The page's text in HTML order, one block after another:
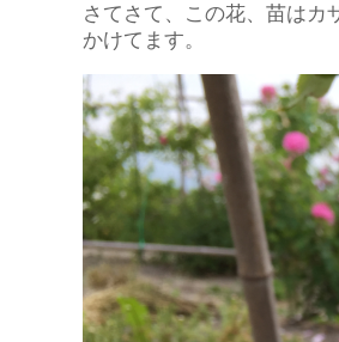
さてさて、この花、苗はカ
かけてます。